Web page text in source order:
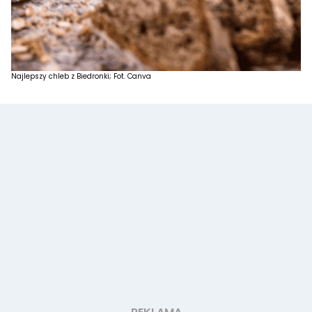
Najlepszy chleb z Biedronki; Fot. Canva